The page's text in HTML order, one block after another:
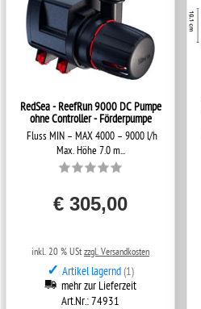
RedSea - ReefRun 9000 DC Pumpe
ohne Controller - Förderpumpe
Fluss MIN – MAX 4000 – 9000 l/h
Max. Höhe 7.0 m...
€ 305,00
inkl. 20 % USt zzgl. Versandkosten
✓ Artikel lagernd(1)
mehr zur Lieferzeit
Art.Nr.: 74931